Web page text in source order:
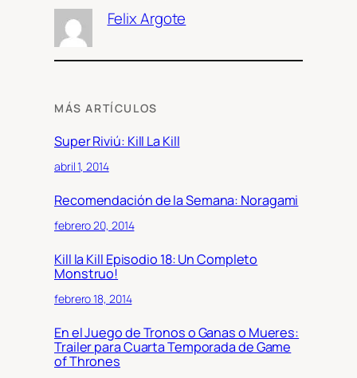
Felix Argote
MÁS ARTÍCULOS
Super Riviú: Kill La Kill
abril 1, 2014
Recomendación de la Semana: Noragami
febrero 20, 2014
Kill la Kill Episodio 18: Un Completo
Monstruo!
febrero 18, 2014
En el Juego de Tronos o Ganas o Mueres:
Trailer para Cuarta Temporada de Game
of Thrones